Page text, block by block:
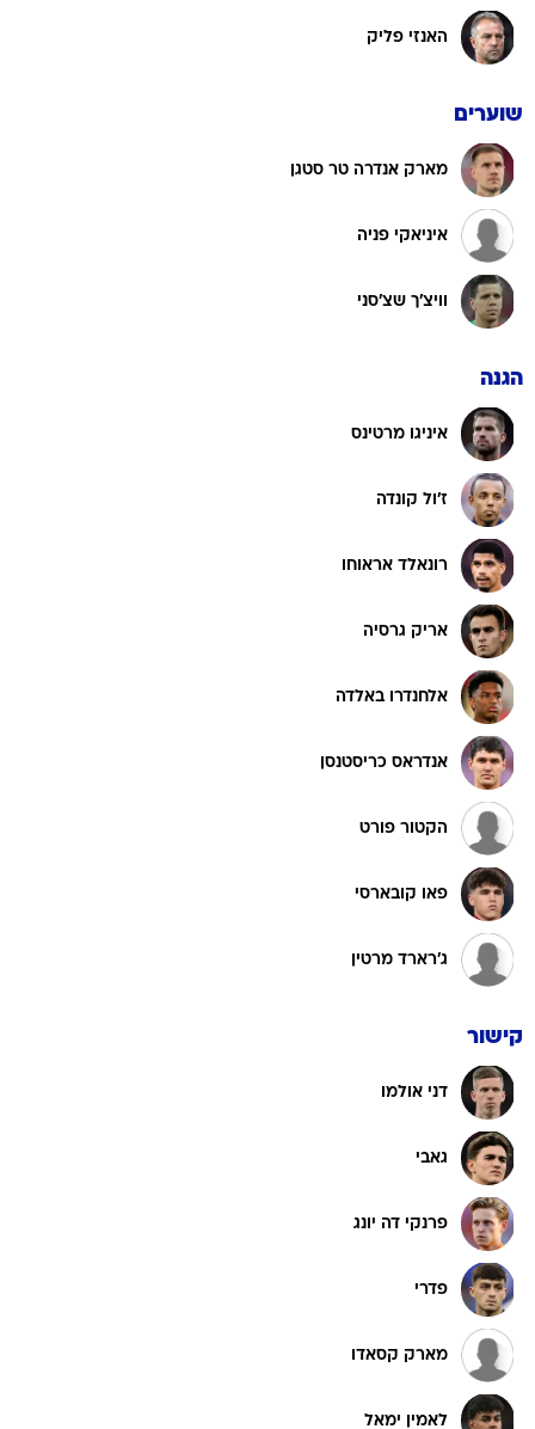
האנזי פליק
שוערים
מארק אנדרה טר סטגן
איניאקי פניה
וויצ'ך שצ'סני
הגנה
איניגו מרטינס
ז'ול קונדה
רונאלד אראוחו
אריק גרסיה
אלחנדרו באלדה
אנדראס כריסטנסן
הקטור פורט
פאו קובארסי
ג'רארד מרטין
קישור
דני אולמו
גאבי
פרנקי דה יונג
פדרי
מארק קסאדו
לאמין ימאל